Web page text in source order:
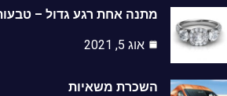
מתנה אחת רגע גדול – טבעות…
אוג 5, 2021
השכרת משאיות